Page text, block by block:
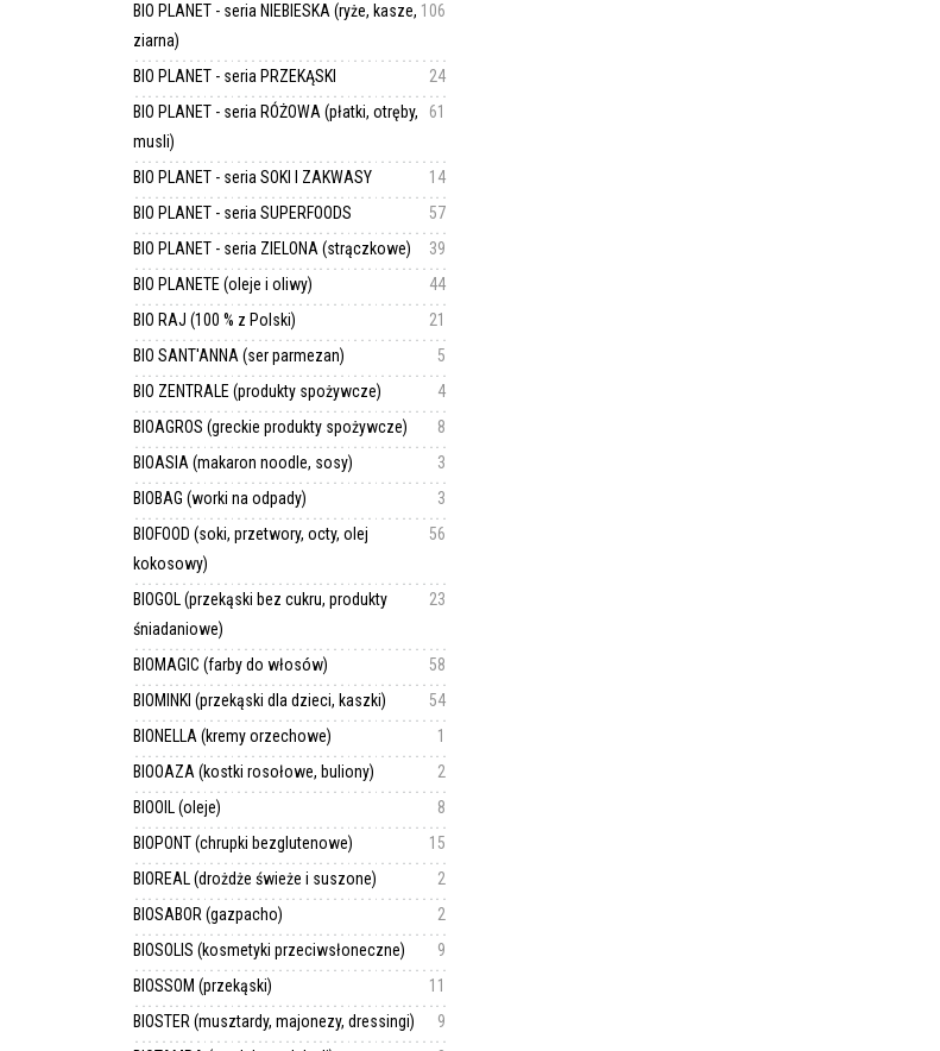
106
BIO PLANET - seria NIEBIESKA (ryże, kasze,
ziarna)
24
BIO PLANET - seria PRZEKĄSKI
61
BIO PLANET - seria RÓŻOWA (płatki, otręby,
musli)
14
BIO PLANET - seria SOKI I ZAKWASY
57
BIO PLANET - seria SUPERFOODS
39
BIO PLANET - seria ZIELONA (strączkowe)
44
BIO PLANETE (oleje i oliwy)
21
BIO RAJ (100 % z Polski)
5
BIO SANT'ANNA (ser parmezan)
4
BIO ZENTRALE (produkty spożywcze)
8
BIOAGROS (greckie produkty spożywcze)
3
BIOASIA (makaron noodle, sosy)
3
BIOBAG (worki na odpady)
56
BIOFOOD (soki, przetwory, octy, olej
kokosowy)
23
BIOGOL (przekąski bez cukru, produkty
śniadaniowe)
58
BIOMAGIC (farby do włosów)
54
BIOMINKI (przekąski dla dzieci, kaszki)
1
BIONELLA (kremy orzechowe)
2
BIOOAZA (kostki rosołowe, buliony)
8
BIOOIL (oleje)
15
BIOPONT (chrupki bezglutenowe)
2
BIOREAL (drożdże świeże i suszone)
2
BIOSABOR (gazpacho)
9
BIOSOLIS (kosmetyki przeciwsłoneczne)
11
BIOSSOM (przekąski)
9
BIOSTER (musztardy, majonezy, dressingi)